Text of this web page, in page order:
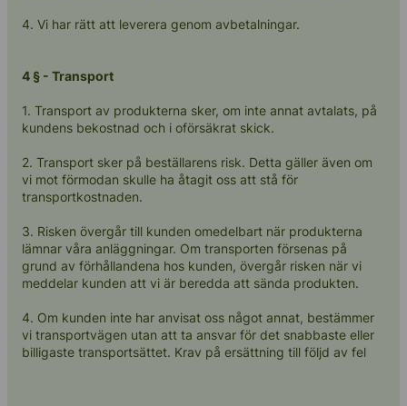
4. Vi har rätt att leverera genom avbetalningar.
4 § - Transport
1. Transport av produkterna sker, om inte annat avtalats, på
kundens bekostnad och i oförsäkrat skick.
2. Transport sker på beställarens risk. Detta gäller även om
vi mot förmodan skulle ha åtagit oss att stå för
transportkostnaden.
3. Risken övergår till kunden omedelbart när produkterna
lämnar våra anläggningar. Om transporten försenas på
grund av förhållandena hos kunden, övergår risken när vi
meddelar kunden att vi är beredda att sända produkten.
4. Om kunden inte har anvisat oss något annat, bestämmer
vi transportvägen utan att ta ansvar för det snabbaste eller
billigaste transportsättet. Krav på ersättning till följd av fel